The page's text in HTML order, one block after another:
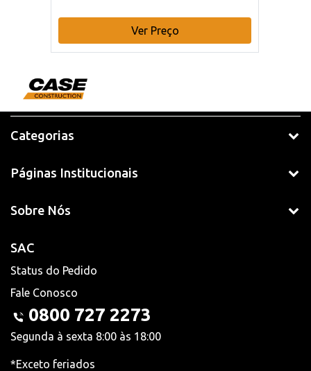
Ver Preço
Categorias
Páginas Institucionais
Sobre Nós
SAC
Status do Pedido
Fale Conosco
0800 727 2273
Segunda à sexta 8:00 às 18:00
*Exceto feriados